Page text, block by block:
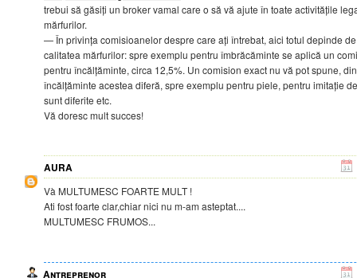
trebui să găsiți un broker vamal care o să vă ajute în toate activitățile
mărfurilor.
— În privința comisioanelor despre care ați întrebat, aici totul depinde
calitatea mărfurilor: spre exemplu pentru îmbrăcăminte se aplică un
pentru încălțăminte, circa 12,5%. Un comision exact nu vă pot spune,
încălțăminte acestea diferă, spre exemplu pentru piele, pentru imitație
sunt diferite etc.
Vă doresc mult succes!
AURA
Và MULTUMESC FOARTE MULT !
Ati fost foarte clar,chiar nici nu m-am asteptat....
MULTUMESC FRUMOS...
Antreprenor